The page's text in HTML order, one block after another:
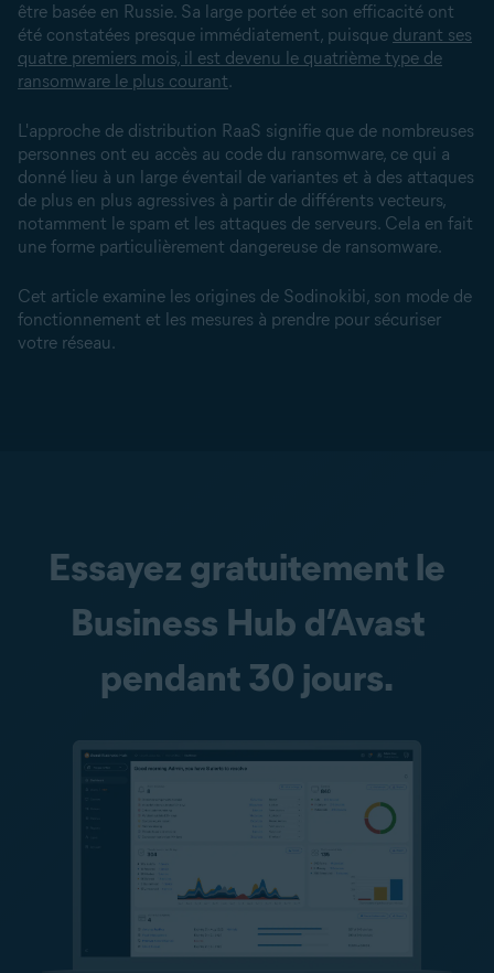
être basée en Russie. Sa large portée et son efficacité ont
été constatées presque immédiatement, puisque durant ses
quatre premiers mois, il est devenu le quatrième type de
ransomware le plus courant.
L'approche de distribution RaaS signifie que de nombreuses
personnes ont eu accès au code du ransomware, ce qui a
donné lieu à un large éventail de variantes et à des attaques
de plus en plus agressives à partir de différents vecteurs,
notamment le spam et les attaques de serveurs. Cela en fait
une forme particulièrement dangereuse de ransomware.
Cet article examine les origines de Sodinokibi, son mode de
fonctionnement et les mesures à prendre pour sécuriser
votre réseau.
Essayez gratuitement le
Business Hub d’Avast
pendant 30 jours.